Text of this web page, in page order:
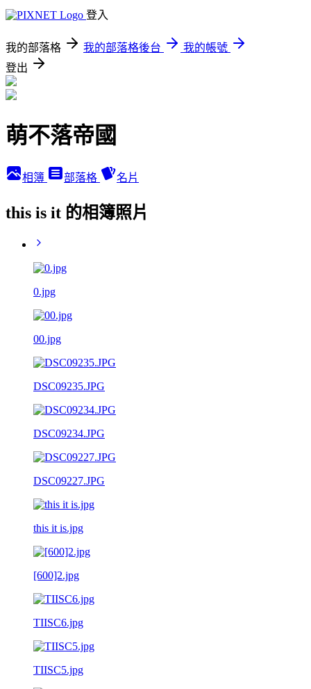
登入
我的部落格 我的部落格後台
我的帳號
登出
萌不落帝國
相簿 部落格 名片
this is it 的相簿照片
0.jpg
00.jpg
DSC09235.JPG
DSC09234.JPG
DSC09227.JPG
this it is.jpg
[600]2.jpg
TIISC6.jpg
TIISC5.jpg